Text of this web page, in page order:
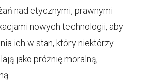
nad etycznymi, prawnymi
nowych technologii, aby
ich w stan, który niektórzy
jako próżnię moralną,